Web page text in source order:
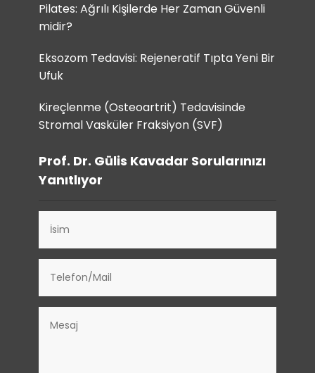
Pilates: Ağrılı Kişilerde Her Zaman Güvenli
midir?
Eksozom Tedavisi: Rejeneratif Tıpta Yeni Bir
Ufuk
Kireçlenme (Osteoartrit) Tedavisinde
Stromal Vasküler Fraksiyon (SVF)
Prof. Dr. Gülis Kavadar Sorularınızı
Yanıtlıyor